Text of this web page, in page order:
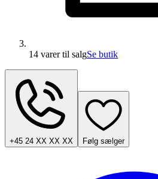
14 varertil salgSe butik
+45 24 XX XX XX Følg sælger